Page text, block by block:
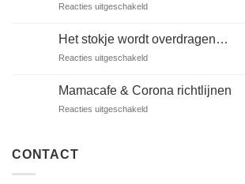
Reacties uitgeschakeldvoor
gezocht
Het stokje wordt overdragen…
Reacties uitgeschakeldvoor
wordt
overdragen…
Mamacafe & Corona richtlijnen
Reacties uitgeschakeldvoor
CONTACT